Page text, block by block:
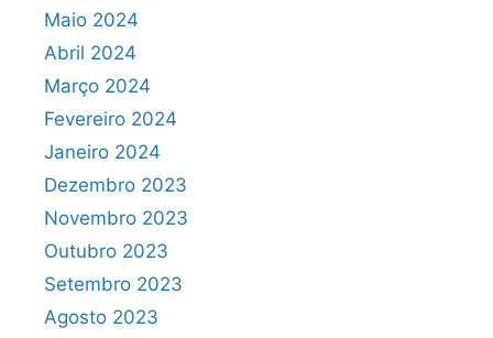
Maio 2024
Abril 2024
Março 2024
Fevereiro 2024
Janeiro 2024
Dezembro 2023
Novembro 2023
Outubro 2023
Setembro 2023
Agosto 2023